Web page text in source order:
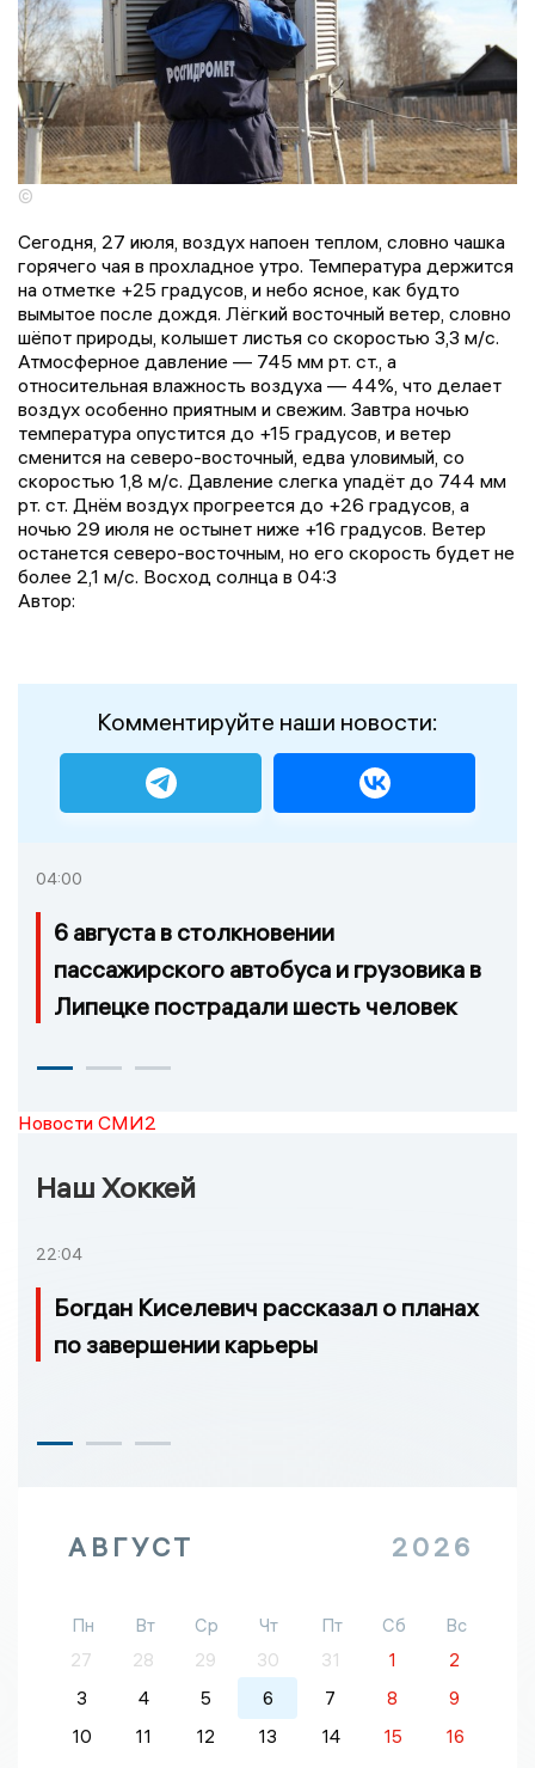
©
Сегодня, 27 июля, воздух напоен теплом, словно чашка
горячего чая в прохладное утро. Температура держится
на отметке +25 градусов, и небо ясное, как будто
вымытое после дождя. Лёгкий восточный ветер, словно
шёпот природы, колышет листья со скоростью 3,3 м/с.
Атмосферное давление — 745 мм рт. ст., а
относительная влажность воздуха — 44%, что делает
воздух особенно приятным и свежим. Завтра ночью
температура опустится до +15 градусов, и ветер
сменится на северо-восточный, едва уловимый, со
скоростью 1,8 м/с. Давление слегка упадёт до 744 мм
рт. ст. Днём воздух прогреется до +26 градусов, а
ночью 29 июля не остынет ниже +16 градусов. Ветер
останется северо-восточным, но его скорость будет не
более 2,1 м/с. Восход солнца в 04:3
Автор:
Комментируйте наши новости:
04:00
6 августа в столкновении
пассажирского автобуса и грузовика в
Липецке пострадали шесть человек
Новости СМИ2
Наш Хоккей
22:04
Богдан Киселевич рассказал о планах
по завершении карьеры
АВГУСТ 2026
Пн Вт Ср Чт Пт Сб
Вс
27
28 29 30 31 1
2
3
4 5 6 7 8
9
10
11 12 13 14 15
16